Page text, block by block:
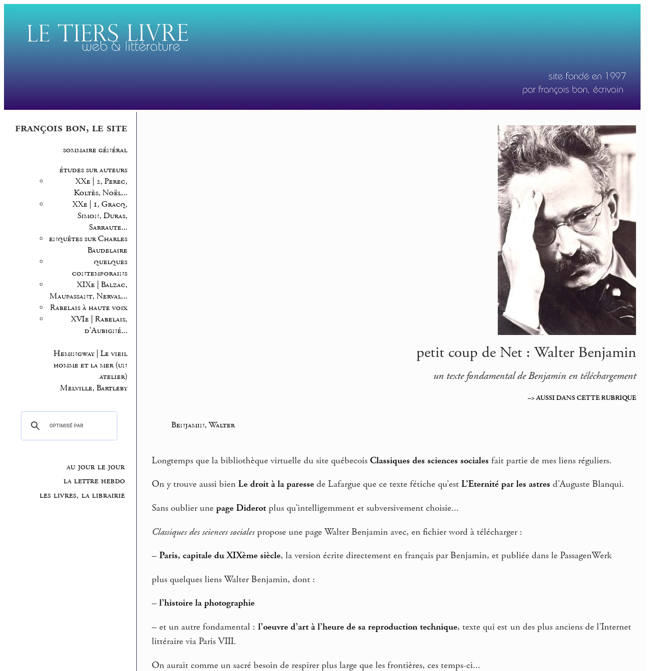
françois bon, le site
sommaire général
études sur auteurs
XXe | 2, Perec,
Koltès, Noël...
XXe | 1, Gracq,
Simon, Duras,
Sarraute...
enquêtes sur Charles
Baudelaire
quelques
contemporains
XIXe | Balzac,
Maupassant, Nerval...
Rabelais à haute voix
XVIe | Rabelais,
d’Aubigné...
Hemingway | Le vieil
homme et la mer (un
atelier)
Melville, Bartleby
au jour le jour
la lettre hebdo
les livres, la librairie
petit coup de Net : Walter Benjamin
un texte fondamental de Benjamin en téléchargement
–> AUSSI DANS CETTE RUBRIQUE
Benjamin, Walter
Longtemps que la bibliothèque virtuelle du site québecois Classiques des sciences sociales fait partie de mes liens réguliers.
On y trouve aussi bien Le droit à la paresse de Lafargue que ce texte fétiche qu’est L’Eternité par les astres d’Auguste Blanqui.
Sans oublier une page Diderot plus qu’intelligemment et subversivement choisie...
Classiques des sciences socialespropose une page Walter Benjamin avec, en fichier word à télécharger :
– Paris, capitale du XIXème siècle, la version écrite directement en français par Benjamin, et publiée dans le PassagenWerk
plus quelques liens Walter Benjamin, dont :
– l’histoire la photographie
– et un autre fondamental : l’oeuvre d’art à l’heure de sa reproduction technique, texte qui est un des plus anciens de l’Internet
littéraire via Paris VIII.
On aurait comme un sacré besoin de respirer plus large que les frontières, ces temps-ci...